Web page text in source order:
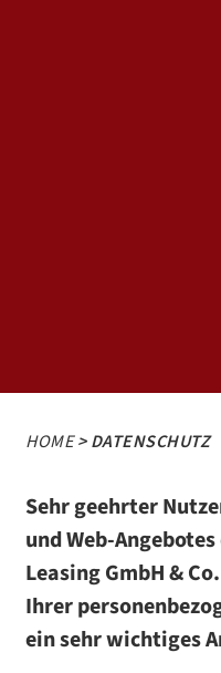
HOME> DATENSCHUTZ
Sehr geehrter
und Web-
Leasing GmbH &
Ihrer
ein sehr wichtiges